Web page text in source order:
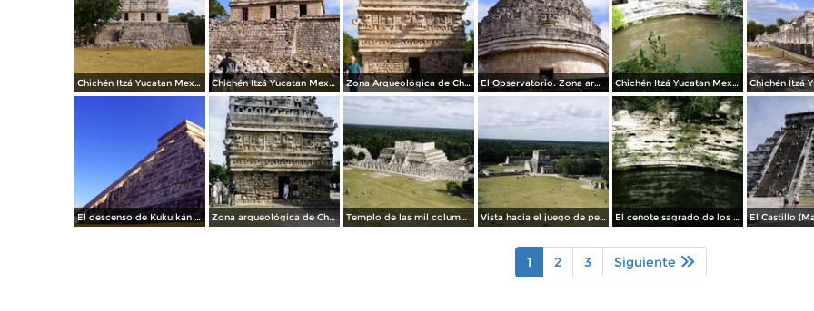
Chichén Itzá Yucatan Mexico MAVIPOL Chichén Itzá Yucatan Mexico MAVIPOL Zona Arqueológica de Chichén Itzá. Arquitectura del periodo clásico El Observatorio. Zona arqueológica de Chichén Itzá Chichén Itzá Yucatan Mexico MAVIPOL
El descenso de Kukulkán en Chichén Itzá Zona arqueológica de Chichén Itzá, Yucatán. 2005 Templo de las mil columnas. Chichén Itzá. 2000 Vista hacia el juego de pelota. Chichén Itzá. 2000 El cenote sagrado de los mayas. Chichén Itzá, Yucatán. 2000
1 2 3 Siguiente